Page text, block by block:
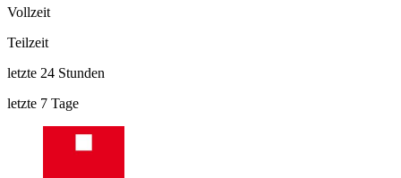
Vollzeit
Teilzeit
letzte 24 Stunden
letzte 7 Tage